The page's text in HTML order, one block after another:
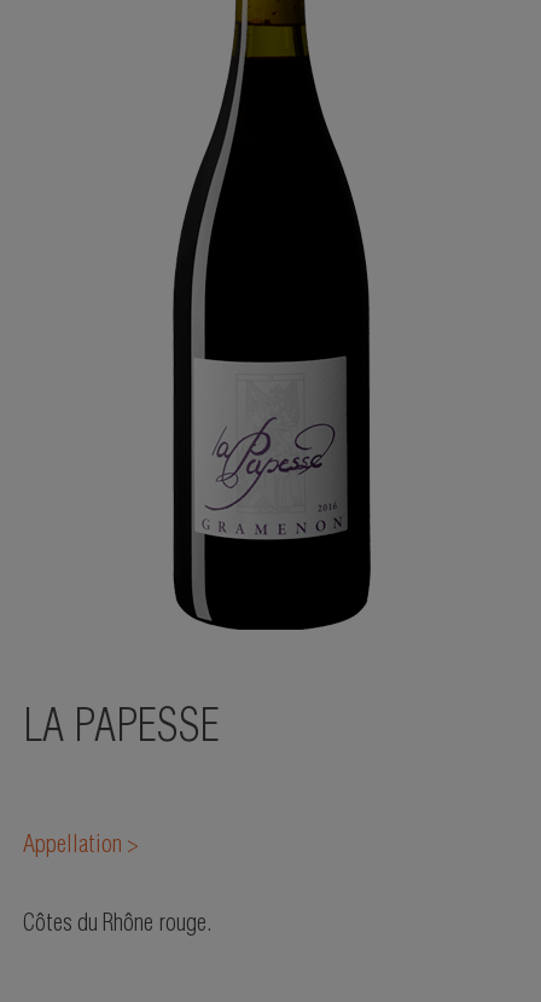
LA PAPESSE
Appellation >
Côtes du Rhône rouge.